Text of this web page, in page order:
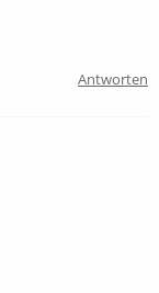
Antworten